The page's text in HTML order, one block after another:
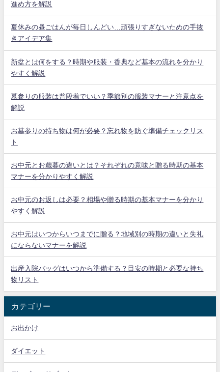
進め方を解説
夏休みの昼ごはんが毎日しんどい…頑張りすぎないための手抜
きアイデア集
新盆とは何をする？時期や服装・香典など基本の流れを分かり
やすく解説
墓参りの服装は普段着でいい？季節別の服装マナーと注意点を
解説
お墓参りの持ち物は何が必要？忘れ物を防ぐ準備チェックリス
ト
お中元とお歳暮の違いとは？それぞれの意味と贈る時期の基本
マナーを分かりやすく解説
お中元のお返しは必要？相場や贈る時期の基本マナーを分かり
やすく解説
お中元はいつからいつまでに贈る？地域別の時期の違いと失礼
にならないマナーを解説
出産入院バッグはいつから準備する？目安の時期と必要な持ち
物リスト
カテゴリー
お出かけ
ダイエット